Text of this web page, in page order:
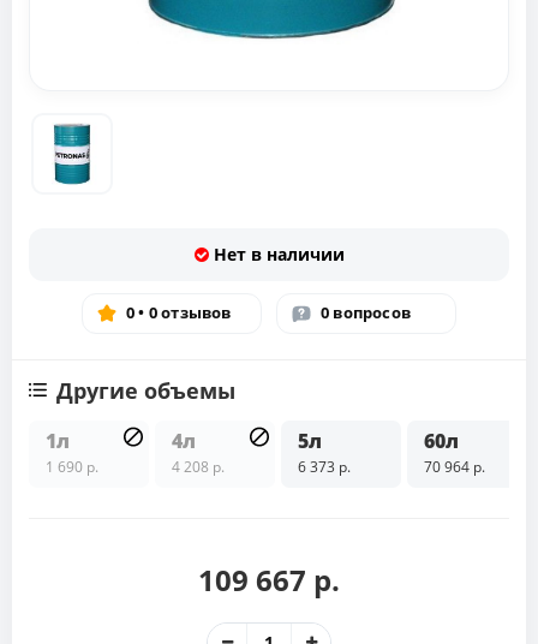
Нет в наличии
0 • 0 отзывов 0 вопросов
Другие объемы
1л
1 690 р.
4л
4 208 р.
5л
6 373 р.
60л
70 964 р.
109 667 р.